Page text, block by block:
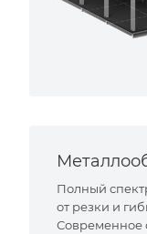
Полный
от резки и
Современное